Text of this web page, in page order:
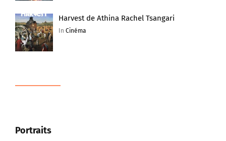
Harvest de Athina Rachel Tsangari
InCinéma
Portraits